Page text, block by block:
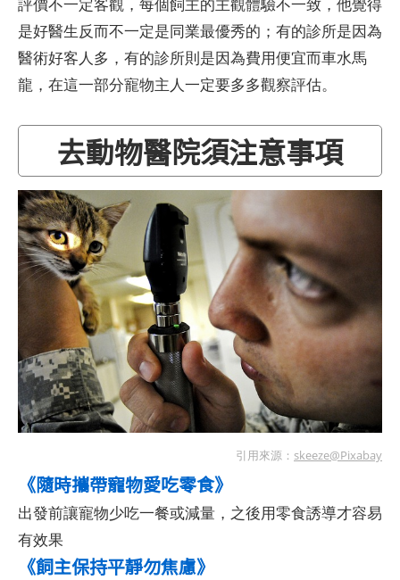
是好醫生反而不一定是同業最優秀的；有的診所是因為
醫術好客人多，有的診所則是因為費用便宜而車水馬
龍，在這一部分寵物主人一定要多多觀察評估。
去動物醫院須注意事項
引用來源： skeeze@Pixabay
《隨時攜帶寵物愛吃零食》
出發前讓寵物少吃一餐或減量，之後用零食誘導才容易
有效果
《飼主保持平靜勿焦慮》